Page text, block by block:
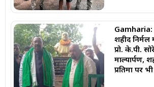
Gamharia:
शहीद निर्मल
प्रो. के.पी.
माल्यार्पण,
प्रतिमा पर